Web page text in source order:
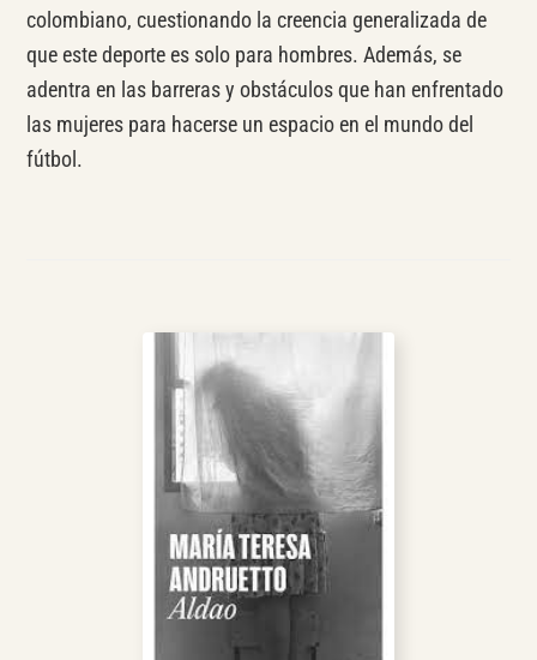
colombiano, cuestionando la creencia generalizada de
que este deporte es solo para hombres. Además, se
adentra en las barreras y obstáculos que han enfrentado
las mujeres para hacerse un espacio en el mundo del
fútbol.